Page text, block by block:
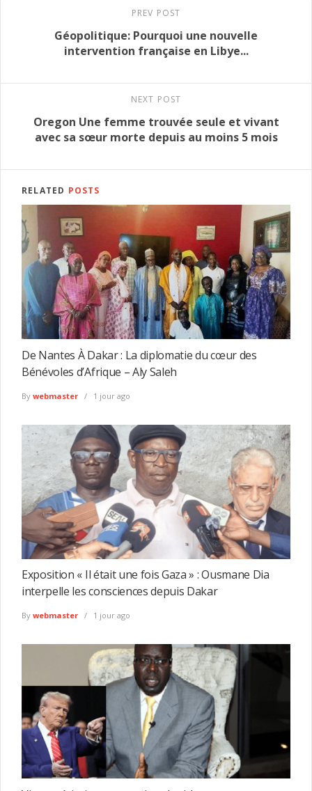
PREV POST
Géopolitique: Pourquoi une nouvelle
intervention française en Libye...
NEXT POST
Oregon Une femme trouvée seule et vivant
avec sa sœur morte depuis au moins 5 mois
RELATED POSTS
De Nantes À Dakar : La diplomatie du cœur des
Bénévoles d’Afrique – Aly Saleh
By webmaster 1 jour ago
Exposition « Il était une fois Gaza » : Ousmane Dia
interpelle les consciences depuis Dakar
By webmaster 1 jour ago